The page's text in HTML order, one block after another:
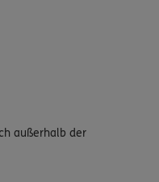
außerhalb der